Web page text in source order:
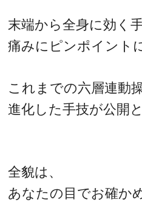
末端から全身に効く
痛みにピンポイント
これまでの六層連動
進化した手技が公開
全貌は、
あなたの目でお確か